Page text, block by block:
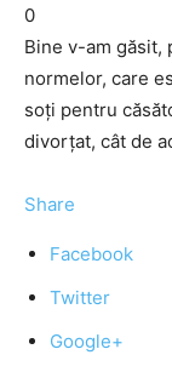
0
Bine v-am găsit,
normelor, care
soţi pentru
divorţat, cât de
Share
Facebook
Twitter
Google+